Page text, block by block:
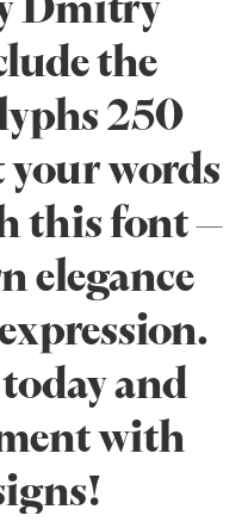
the
250
your words
this font —
elegance
and
with